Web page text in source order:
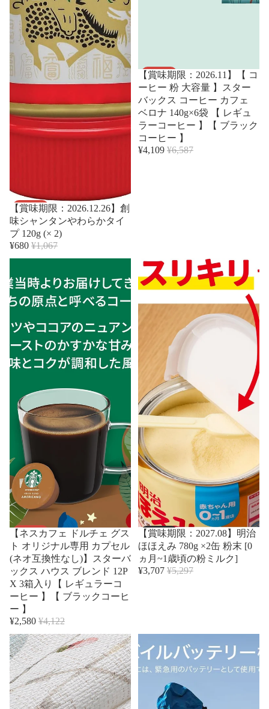
セール
【賞味期限：2026.12.26】創
味シャンタンやわらかタイ
プ 120g (× 2)
¥680 ¥1,067
【賞味期限：2026.11】【 コ
ーヒー 粉 大容量 】スター
バックス コーヒー カフェ
ベロナ 140g×6袋 【 レギュ
ラーコーヒー 】【 ブラック
コーヒー 】
¥4,109 ¥6,587
セール
【ネスカフェ ドルチェ グス
ト オリジナル専用 カプセル
(ネオ互換性なし)】スターバ
ックス ハウス ブレンド 12P
X 3箱入り【 レギュラーコ
ーヒー 】【 ブラックコーヒ
ー 】
¥2,580 ¥4,122
売り切れ
【賞味期限：2027.08】明治
ほほえみ 780g ×2缶 粉末 [0
ヵ月~1歳頃の粉ミルク]
¥3,707 ¥5,297